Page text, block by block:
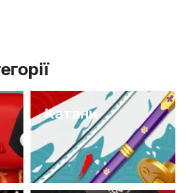
Катани